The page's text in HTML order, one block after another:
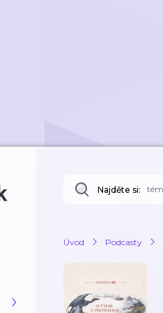
Najděte si:
Úvod Podcasty